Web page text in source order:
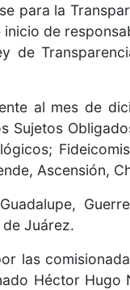
para la
de
de
al mes de
Sujetos
Ascensión,
Juárez.
las
Héctor Hugo